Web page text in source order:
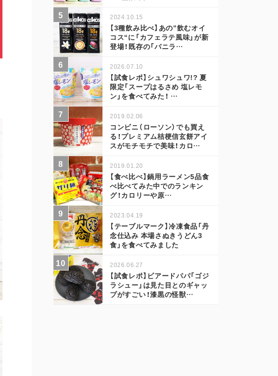
2024.10.15
【3種飲み比べ】あの”飲むオイ
コス“に「カフェラテ風味」が新
登場！既存の「バニラ…
2026.07.10
【試食レポ】シュワシュワ!? 夏
限定「スープはるさめ 塩レモ
ン」を食べてみた！ …
2019.02.06
コンビニ（ローソン）でも買え
る！プレミアム桔梗信玄餅アイ
スがモチモチで美味！カロ…
2019.01.20
【食べ比べ】鍋用ラーメン5品食
べ比べてみた中でのランキン
グ！カロリーや原…
2023.04.19
【テーブルマーク】冷凍食品「丹
念仕込み 本場さぬきうどん3
食」を食べてみました
2026.06.27
【試食レポ】ビアードパパ「ゴジ
ラシュー」は見た目とのギャッ
プがすごい！漆黒の怪獣…